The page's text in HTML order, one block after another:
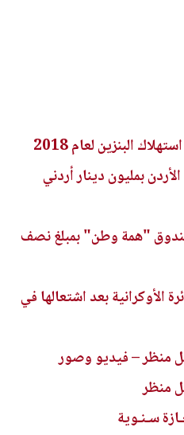
البنزين لعام 2018
بمليون دينار أردني
"همة وطن" بمبلغ نصف
بعد اشتعالها في
منظر – فيديو وصور
منظر
سـنـوية